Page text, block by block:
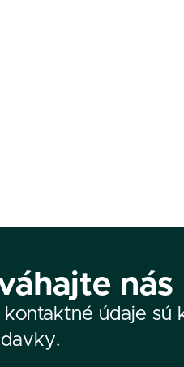
kontaktné údaje sú